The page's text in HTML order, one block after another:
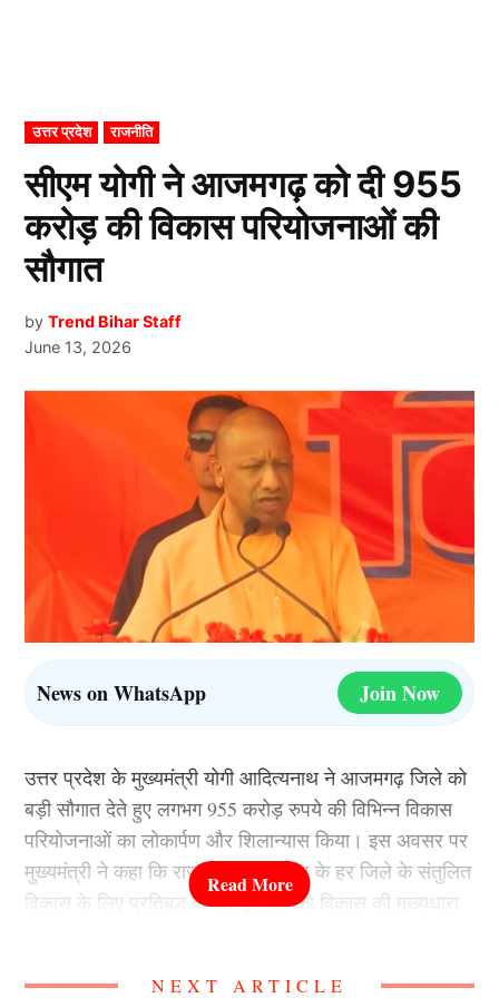
POSTED
IN
उत्तर प्रदेश राजनीति
सीएम योगी ने आजमगढ़ को दी 955
करोड़ की विकास परियोजनाओं की
सौगात
by Trend Bihar Staff
June 13, 2026
News on WhatsApp Join Now
उत्तर प्रदेश के मुख्यमंत्री योगी आदित्यनाथ ने आजमगढ़ जिले को
बड़ी सौगात देते हुए लगभग 955 करोड़ रुपये की विभिन्न विकास
परियोजनाओं का लोकार्पण और शिलान्यास किया। इस अवसर पर
मुख्यमंत्री ने कहा कि राज्य सरकार प्रदेश के हर जिले के संतुलित
विकास के लिए प्रतिबद्ध है और पूर्वांचल को विकास की मुख्यधारा
NEXT ARTICLE